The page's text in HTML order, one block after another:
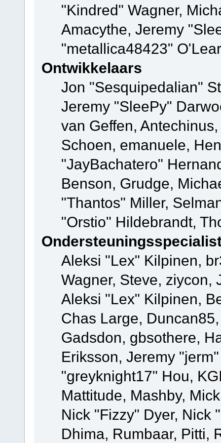
"Kindred" Wagner,
Amacythe, Jeremy
"metallica48423"
Ontwikkelaars
Jon "Sesquipedalian"
Jeremy "SleePy"
van Geffen,
Schoen, emanuele,
"JayBachatero"
Benson, Grudge,
"Thantos" Miller,
"Orstio" Hildebrandt,
Aleksi "Lex" Kilpinen,
Wagner, Steve, ziycon,
Aleksi "Lex" Kilpinen,
Chas Large,
Gadsdon, gbsothere,
Eriksson, Jeremy
"greyknight17" Hou,
Mattitude, Mashby,
Nick "Fizzy" Dyer, Nick
Dhima, Rumbaar, Pitti,